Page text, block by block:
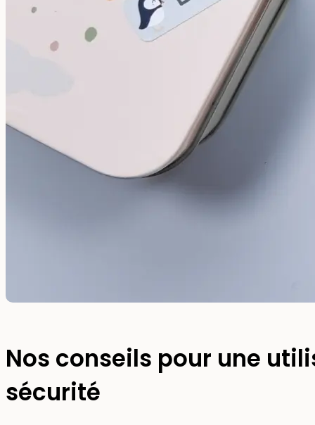
Nos conseils pour une
sécurité